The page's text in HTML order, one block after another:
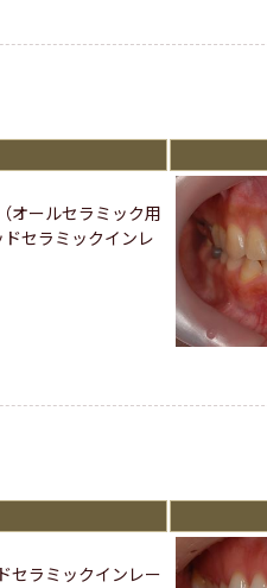
オールセラミック用
セラミックインレ
セラミックインレー